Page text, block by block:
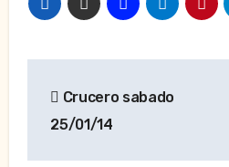
de
Crucero sabado
25/01/14